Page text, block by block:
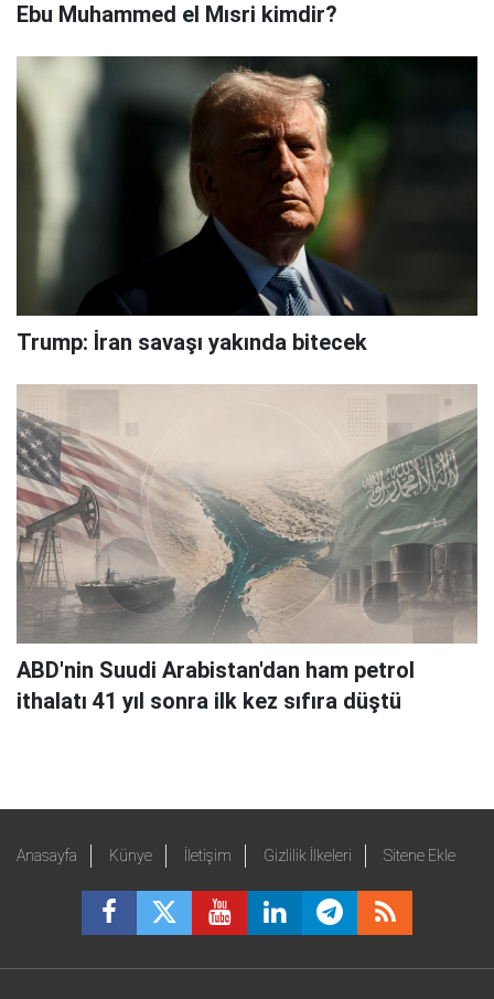
Ebu Muhammed el Mısri kimdir?
Trump: İran savaşı yakında bitecek
ABD'nin Suudi Arabistan'dan ham petrol
ithalatı 41 yıl sonra ilk kez sıfıra düştü
Anasayfa Künye İletişim Gizlilik İlkeleri Sitene Ekle